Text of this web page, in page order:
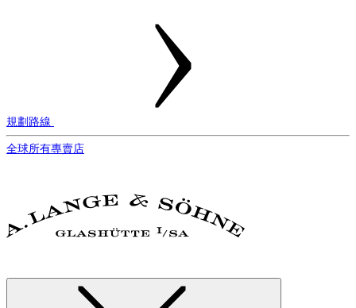
規劃路線
全球所有專賣店